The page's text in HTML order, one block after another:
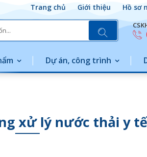
Trang chủ Giới thiệu Hồ sơ
Dự án, công trình
xử lý nước thải y